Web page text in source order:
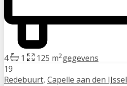
4 1 125 m2gegevens
19
Redebuurt, Capelle aan den IJssel